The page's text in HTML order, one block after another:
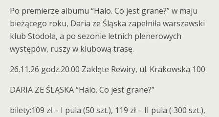
Po premierze albumu “Halo. Co jest grane?” w maju
bieżącego roku, Daria ze Śląska zapełniła warszawski
klub Stodoła, a po sezonie letnich plenerowych
występów, ruszy w klubową trasę.
26.11.26 godz.20.00 Zaklęte Rewiry, ul. Krakowska 100
DARIA ZE ŚLĄSKA “Halo. Co jest grane?”
bilety:109 zł – I pula (50 szt.), 119 zł – II pula ( 300 szt.),